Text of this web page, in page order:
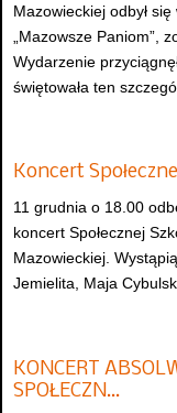
Mazowieckiej odbył
„Mazowsze Paniom”,
Wydarzenie
świętowała ten
Koncert
11 grudnia o 18.00
koncert Społecznej
Mazowieckiej.
Jemielita, Maja
KONCERT
SPOŁECZN…